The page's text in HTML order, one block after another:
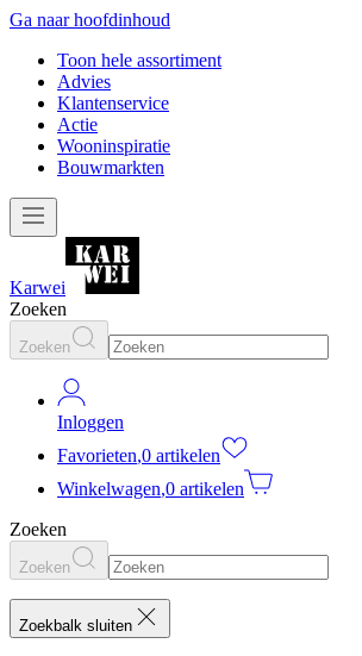
Ga naar hoofdinhoud
Toon hele assortiment
Advies
Klantenservice
Actie
Wooninspiratie
Bouwmarkten
Karwei
Zoeken
Zoeken
Inloggen
Favorieten,0 artikelen
Winkelwagen,0 artikelen
Zoeken
Zoeken
Zoekbalk sluiten